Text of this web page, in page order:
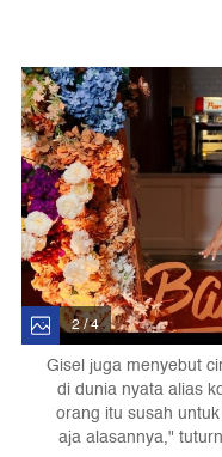
2 / 4
Gisel juga menyebut
di dunia nyata alias
orang itu susah
aja alasannya,"